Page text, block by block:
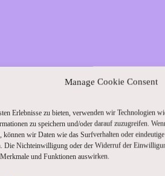
Manage Cookie Consent
Erlebnisse zu bieten, verwenden wir Technologien
zu speichern und/oder darauf zuzugreifen.
können wir Daten wie das Surfverhalten oder
Die Nichteinwilligung oder der Widerruf der
und Funktionen auswirken.